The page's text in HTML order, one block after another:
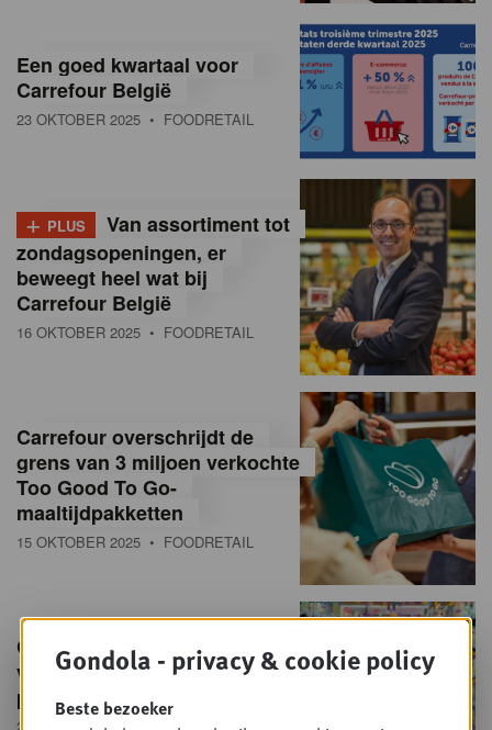
Een goed kwartaal voor
Carrefour België
23 OKTOBER 2025 • FOODRETAIL
+ PLUS
Van assortiment tot
zondagsopeningen, er
beweegt heel wat bij
Carrefour België
16 OKTOBER 2025 • FOODRETAIL
Carrefour overschrijdt de
grens van 3 miljoen verkochte
Too Good To Go-
maaltijdpakketten
15 OKTOBER 2025 • FOODRETAIL
Carrefour België viert 25ste
verjaardag met straffe
promo's en cadeaus
Gondola - privacy & cookie policy
Beste bezoeker